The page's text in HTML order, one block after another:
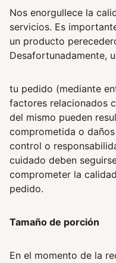
Nos enorgullece la
servicios. Es
un producto
Desafortunadamente,
tu pedido (mediante
factores relacionados
del mismo pueden
comprometida o
control o
cuidado deben
comprometer la
pedido.
Tamaño de porción
En el momento de la